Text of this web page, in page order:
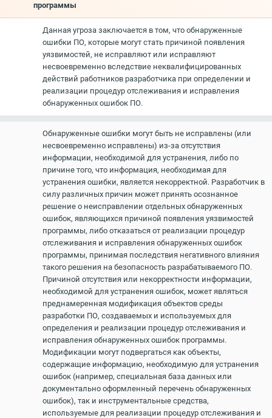
программы
Данная угроза заключается в том, что обнаруженные
ошибки ПО, которые могут стать причиной появления
уязвимостей, не исправляют или исправляют
несвоевременно вследствие неквалифицированных
действий работников разработчика при определении и
реализации процедур отслеживания и исправления
обнаруженных ошибок ПО.
Обнаруженные ошибки могут быть не исправлены (или
несвоевременно исправлены) из-за отсутствия
информации, необходимой для устранения, либо по
причине того, что информация, необходимая для
устранения ошибки, является некорректной. Разработчик в
силу различных причин может принять осознанное
решение о неисправлении отдельных обнаруженных
ошибок, являющихся причиной появления уязвимостей
программы, либо отказаться от реализации процедур
отслеживания и исправления обнаруженных ошибок
программы, принимая последствия негативного влияния
такого решения на безопасность разрабатываемого ПО.
Причиной отсутствия или некорректности информации,
необходимой для устранения ошибок, может являться
преднамеренная модификация объектов среды
разработки ПО, создаваемых и используемых для
определения и реализации процедур отслеживания и
исправления обнаруженных ошибок программы.
Модификации могут подвергаться как объекты,
содержащие информацию, необходимую для устранения
ошибок (например, специальная база данных или
документально оформленный перечень обнаруженных
ошибок), так и инструментальные средства,
используемые для реализации процедур отслеживания и